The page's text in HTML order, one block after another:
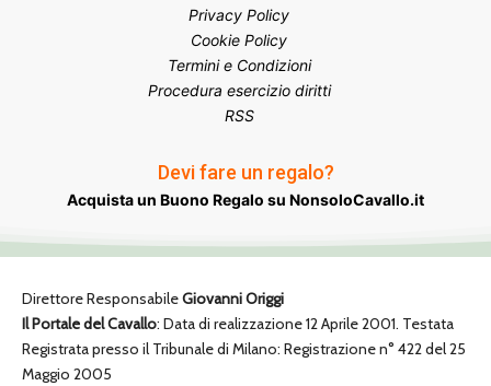
Privacy Policy
Cookie Policy
Termini e Condizioni
Procedura esercizio diritti
RSS
Devi fare un regalo?
Acquista un Buono Regalo su NonsoloCavallo.it
Direttore ResponsabileGiovanni Origgi
Il Portale del Cavallo: Data di realizzazione 12 Aprile 2001. Testata
Registrata presso il Tribunale di Milano: Registrazione n° 422 del 25
Maggio 2005